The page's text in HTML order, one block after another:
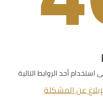
أحد الروابط التالية
عن المشكلة